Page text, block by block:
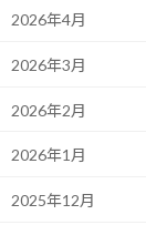
2026年4月
2026年3月
2026年2月
2026年1月
2025年12月